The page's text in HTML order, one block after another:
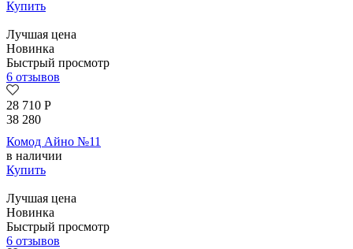
Купить
Лучшая цена
Новинка
Быстрый просмотр
6 отзывов
28 710 Р
38 280
Комод Айно №11
в наличии
Купить
Лучшая цена
Новинка
Быстрый просмотр
6 отзывов